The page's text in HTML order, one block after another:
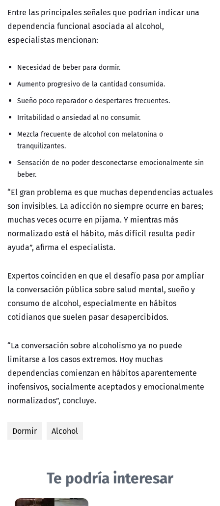
Entre las principales señales que podrían indicar una
dependencia funcional asociada al alcohol,
especialistas mencionan:
Necesidad de beber para dormir.
Aumento progresivo de la cantidad consumida.
Sueño poco reparador o despertares frecuentes.
Irritabilidad o ansiedad al no consumir.
Mezcla frecuente de alcohol con melatonina o
tranquilizantes.
Sensación de no poder desconectarse emocionalmente sin
beber.
“El gran problema es que muchas dependencias actuales
son invisibles. La adicción no siempre ocurre en bares;
muchas veces ocurre en pijama. Y mientras más
normalizado está el hábito, más difícil resulta pedir
ayuda”, afirma el especialista.
Expertos coinciden en que el desafío pasa por ampliar
la conversación pública sobre salud mental, sueño y
consumo de alcohol, especialmente en hábitos
cotidianos que suelen pasar desapercibidos.
“La conversación sobre alcoholismo ya no puede
limitarse a los casos extremos. Hoy muchas
dependencias comienzan en hábitos aparentemente
inofensivos, socialmente aceptados y emocionalmente
normalizados”, concluye.
Dormir Alcohol
Te podría interesar